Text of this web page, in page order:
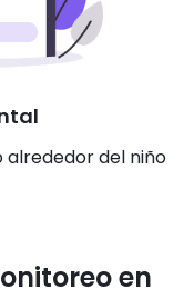
alrededor del niño
en